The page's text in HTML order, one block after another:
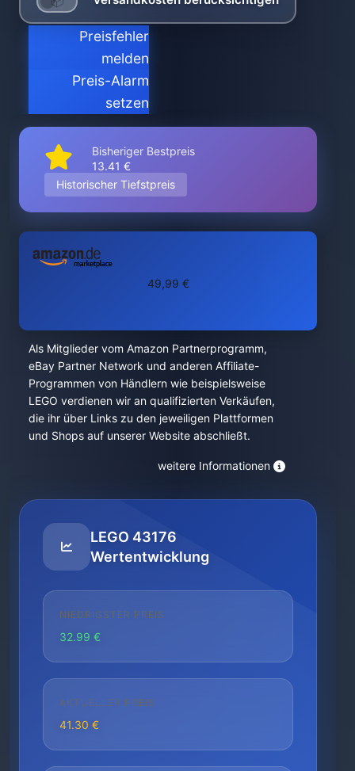
Preisfehler
melden
Preis-Alarm
setzen
Bisheriger Bestpreis
13.41 €
Historischer Tiefstpreis
49,99 €
Als Mitglieder vom Amazon Partnerprogramm,
eBay Partner Network und anderen Affiliate-
Programmen von Händlern wie beispielsweise
LEGO verdienen wir an qualifizierten Verkäufen,
die ihr über Links zu den jeweiligen Plattformen
und Shops auf unserer Website abschließt.
weitere Informationen
LEGO 43176
Wertentwicklung
NIEDRIGSTER PREIS
32.99 €
AKTUELLER PREIS
41.30 €